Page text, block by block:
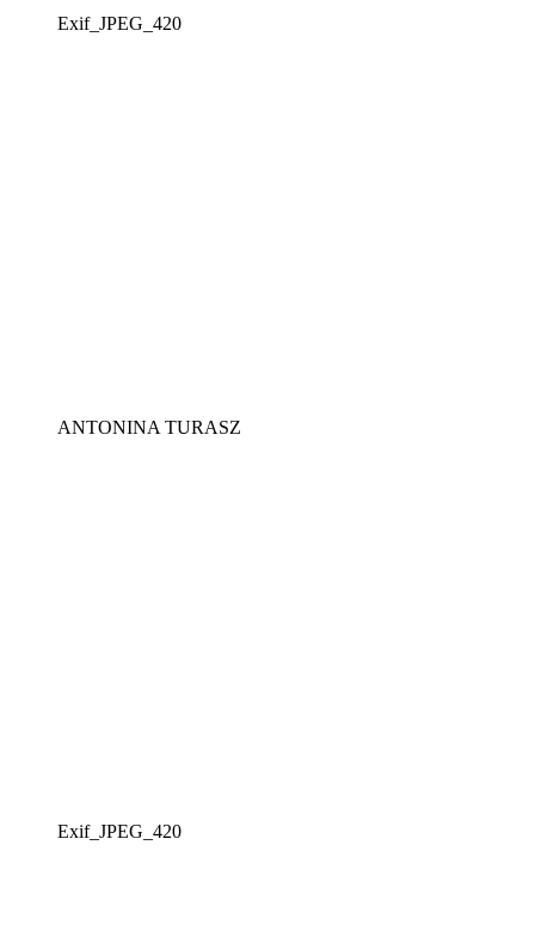
Exif_JPEG_420
ANTONINA TURASZ
Exif_JPEG_420